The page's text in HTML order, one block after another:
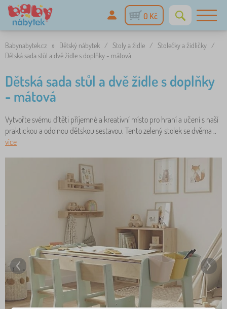
0 Kč
Babynabytek.cz » Dětský nábytek / Stoly a židle / Stolečky a židličky /
Dětská sada stůl a dvě židle s doplňky - mátová
Dětská sada stůl a dvě židle s doplňky
- mátová
Vytvořte svému dítěti příjemné a kreativní místo pro hraní a učení s naší
praktickou a odolnou dětskou sestavou. Tento zelený stolek se dvěma ..
více